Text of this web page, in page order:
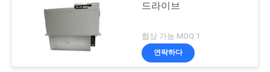
드라이브
협상 가능 MOQ:1
연락하다